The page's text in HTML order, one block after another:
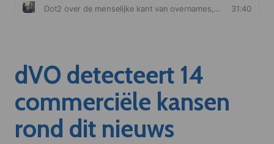
dVO detecteert 14
commerciële kansen
rond dit nieuws